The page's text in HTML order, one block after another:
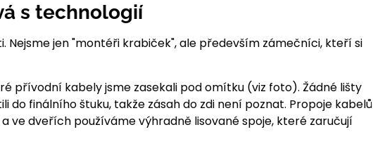
s technologií
Nejsme jen "montéři krabiček", ale především zámečníci, kteří si
přívodní kabely jsme zasekali pod omítku (viz foto). Žádné lišty
do finálního štuku, takže zásah do zdi není poznat. Propoje kabelů
ve dveřích používáme výhradně lisované spoje, které zaručují